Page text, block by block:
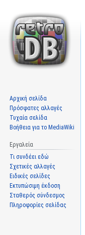
Αρχική σελίδα
Πρόσφατες αλλαγές
Τυχαία σελίδα
Βοήθεια για το MediaWiki
Εργαλεία
Τι συνδέει εδώ
Σχετικές αλλαγές
Ειδικές σελίδες
Εκτυπώσιμη έκδοση
Σταθερός σύνδεσμος
Πληροφορίες σελίδας